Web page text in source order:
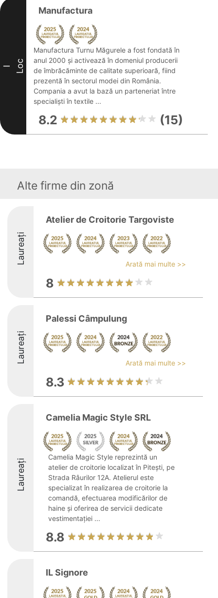
I Loc
Manufactura
Manufactura Turnu Măgurele a fost fondată în
anul 2000 și activează în domeniul producerii
de îmbrăcăminte de calitate superioară, fiind
prezentă în sectorul modei din România.
Compania a avut la bază un parteneriat între
specialiști în textile ...
8.2 (15)
Alte firme din zonă
Laureați
Atelier de Croitorie Targoviste
Arată mai multe >>
8
Laureați
Palessi Câmpulung
Arată mai multe >>
8.3
Laureați
Camelia Magic Style SRL
Camelia Magic Style reprezintă un
atelier de croitorie localizat în Pitești, pe
Strada Râurilor 12A. Atelierul este
specializat în realizarea de croitorie la
comandă, efectuarea modificărilor de
haine și oferirea de servicii dedicate
vestimentației ...
8.8
IL Signore